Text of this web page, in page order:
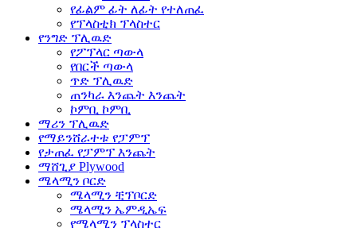
የፊልም ፊት ለፊት የተለጠፈ
የፕላስቲክ ፕላስተር
የንግድ ፕሊዉድ
የፖፕላር ጣውላ
የበርች ጣውላ
ጥድ ፕሊዉድ
ጠንካራ እንጨት እንጨት
ኮምቢ ኮምቢ
ማሪን ፕሊዉድ
የማይንሸራተቱ የፓምፕ
የታጠፈ የፓምፕ እንጨት
ማሸጊያ Plywood
ሜላሚን ቦርድ
ሜላሚን ቺፕቦርድ
ሜላሚን ኤምዲኤፍ
የሜላሚን ፕላስተር